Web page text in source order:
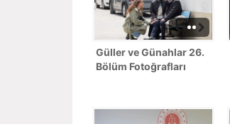
Güller ve Günahlar 26.
Bölüm Fotoğrafları